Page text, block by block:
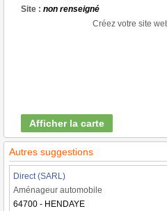
Site : non renseigné
Créez votre site
Afficher la carte
Autres suggestions
Direct (SARL)
Aménageur automobile
64700 - HENDAYE